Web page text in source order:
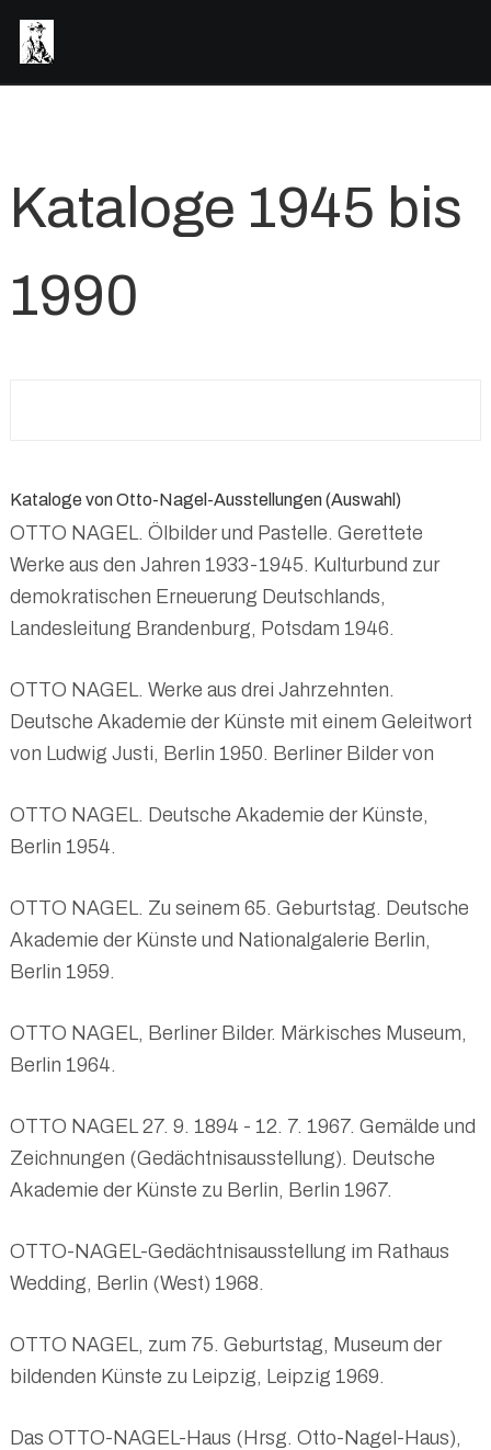
Kataloge 1945 bis
1990
Kataloge von Otto-Nagel-Ausstellungen (Auswahl)
OTTO NAGEL. Ölbilder und Pastelle. Gerettete
Werke aus den Jahren 1933-1945. Kulturbund zur
demokratischen Erneuerung Deutschlands,
Landesleitung Brandenburg, Potsdam 1946.
OTTO NAGEL. Werke aus drei Jahrzehnten.
Deutsche Akademie der Künste mit einem Geleitwort
von Ludwig Justi, Berlin 1950. Berliner Bilder von
OTTO NAGEL. Deutsche Akademie der Künste,
Berlin 1954.
OTTO NAGEL. Zu seinem 65. Geburtstag. Deutsche
Akademie der Künste und Nationalgalerie Berlin,
Berlin 1959.
OTTO NAGEL, Berliner Bilder. Märkisches Museum,
Berlin 1964.
OTTO NAGEL 27. 9. 1894 - 12. 7. 1967. Gemälde und
Zeichnungen (Gedächtnisausstellung). Deutsche
Akademie der Künste zu Berlin, Berlin 1967.
OTTO-NAGEL-Gedächtnisausstellung im Rathaus
Wedding, Berlin (West) 1968.
OTTO NAGEL, zum 75. Geburtstag, Museum der
bildenden Künste zu Leipzig, Leipzig 1969.
Das OTTO-NAGEL-Haus (Hrsg. Otto-Nagel-Haus),